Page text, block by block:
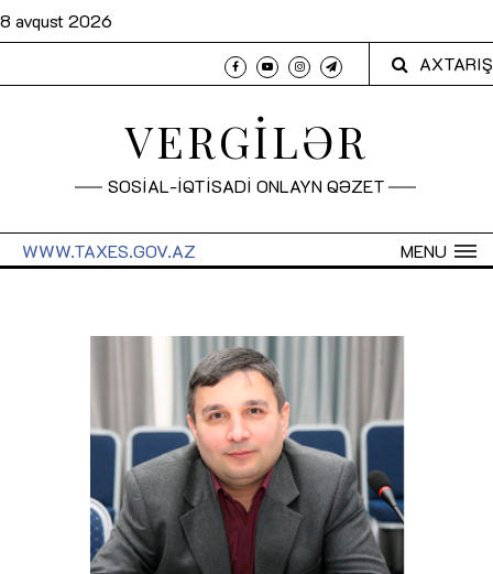
8 avqust 2026
AXTARIŞ
VERGİLƏR
SOSİAL-İQTİSADİ ONLAYN QƏZET
MENU
WWW.TAXES.GOV.AZ